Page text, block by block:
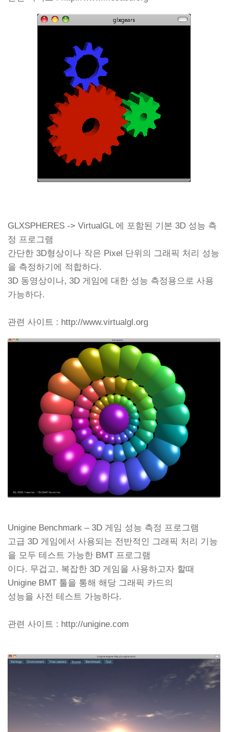
GLXSPHERES -> VirtualGL 에 포함된 기본 3D 성능 측
정 프로그램
간단한 3D형상이나 작은 Pixel 단위의 그래픽 처리 성능
을 측정하기에 적합하다.
3D 동영상이나, 3D 게임에 대한 성능 측정용으로 사용
가능하다.
관련 사이트 : http://www.virtualgl.org
Unigine Benchmark – 3D 게임 성능 측정 프로그램
고급 3D 게임에서 사용되는 전반적인 그래픽 처리 기능
을 모두 테스트 가능한 BMT 프로그램
이다. 무겁고, 복잡한 3D 게임을 사용하고자 할때
Unigine BMT 툴을 통해 해당 그래픽 카드의
성능을 사전 테스트 가능하다.
관련 사이트 : http://unigine.com